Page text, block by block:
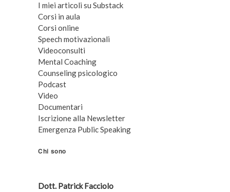
I miei articoli su Substack
Corsi in aula
Corsi online
Speech motivazionali
Videoconsulti
Mental Coaching
Counseling psicologico
Podcast
Video
Documentari
Iscrizione alla Newsletter
Emergenza Public Speaking
Chi sono
Dott. Patrick Facciolo